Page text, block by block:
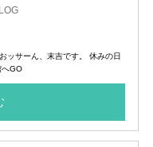
ッサーん、末吉です。 休みの日
へGO